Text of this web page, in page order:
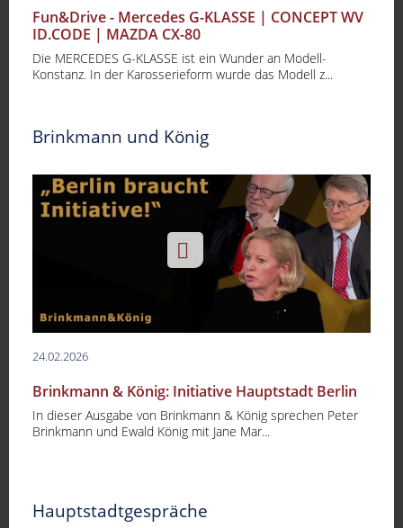
Fun&Drive - Mercedes G-KLASSE | CONCEPT WV
ID.CODE | MAZDA CX-80
Die MERCEDES G-KLASSE ist ein Wunder an Modell-
Konstanz. In der Karosserieform wurde das Modell z...
Brinkmann und König
24.02.2026
Brinkmann & König: Initiative Hauptstadt Berlin
In dieser Ausgabe von Brinkmann & König sprechen Peter
Brinkmann und Ewald König mit Jane Mar...
Hauptstadtgespräche